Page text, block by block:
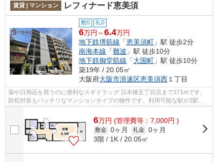
賃貸 | マンション レフィナード恵美須
敷0 礼0
6万円～6.4万円
地下鉄堺筋線 「恵美須町 」駅 徒歩2分
南海本線 「難波 」駅 徒歩10分
地下鉄御堂筋線 「大国町 」駅 徒歩10分
築19年 / 20.05㎡
大阪府大阪市浪速区恵美須西 １丁目
薬や日用品を買うのに便利なスギドラッグ 日本橋五丁目店まで371mです。
防犯対策もバッチリなマンションタイプの物件です。利用可能な駅が2駅あ
り、利便性の高い物件です。共用部には...
6万円 (管理費等：7,000円 )
敷金 0ヶ月 礼金 0ヶ月
3階 / 1K / 20.05㎡